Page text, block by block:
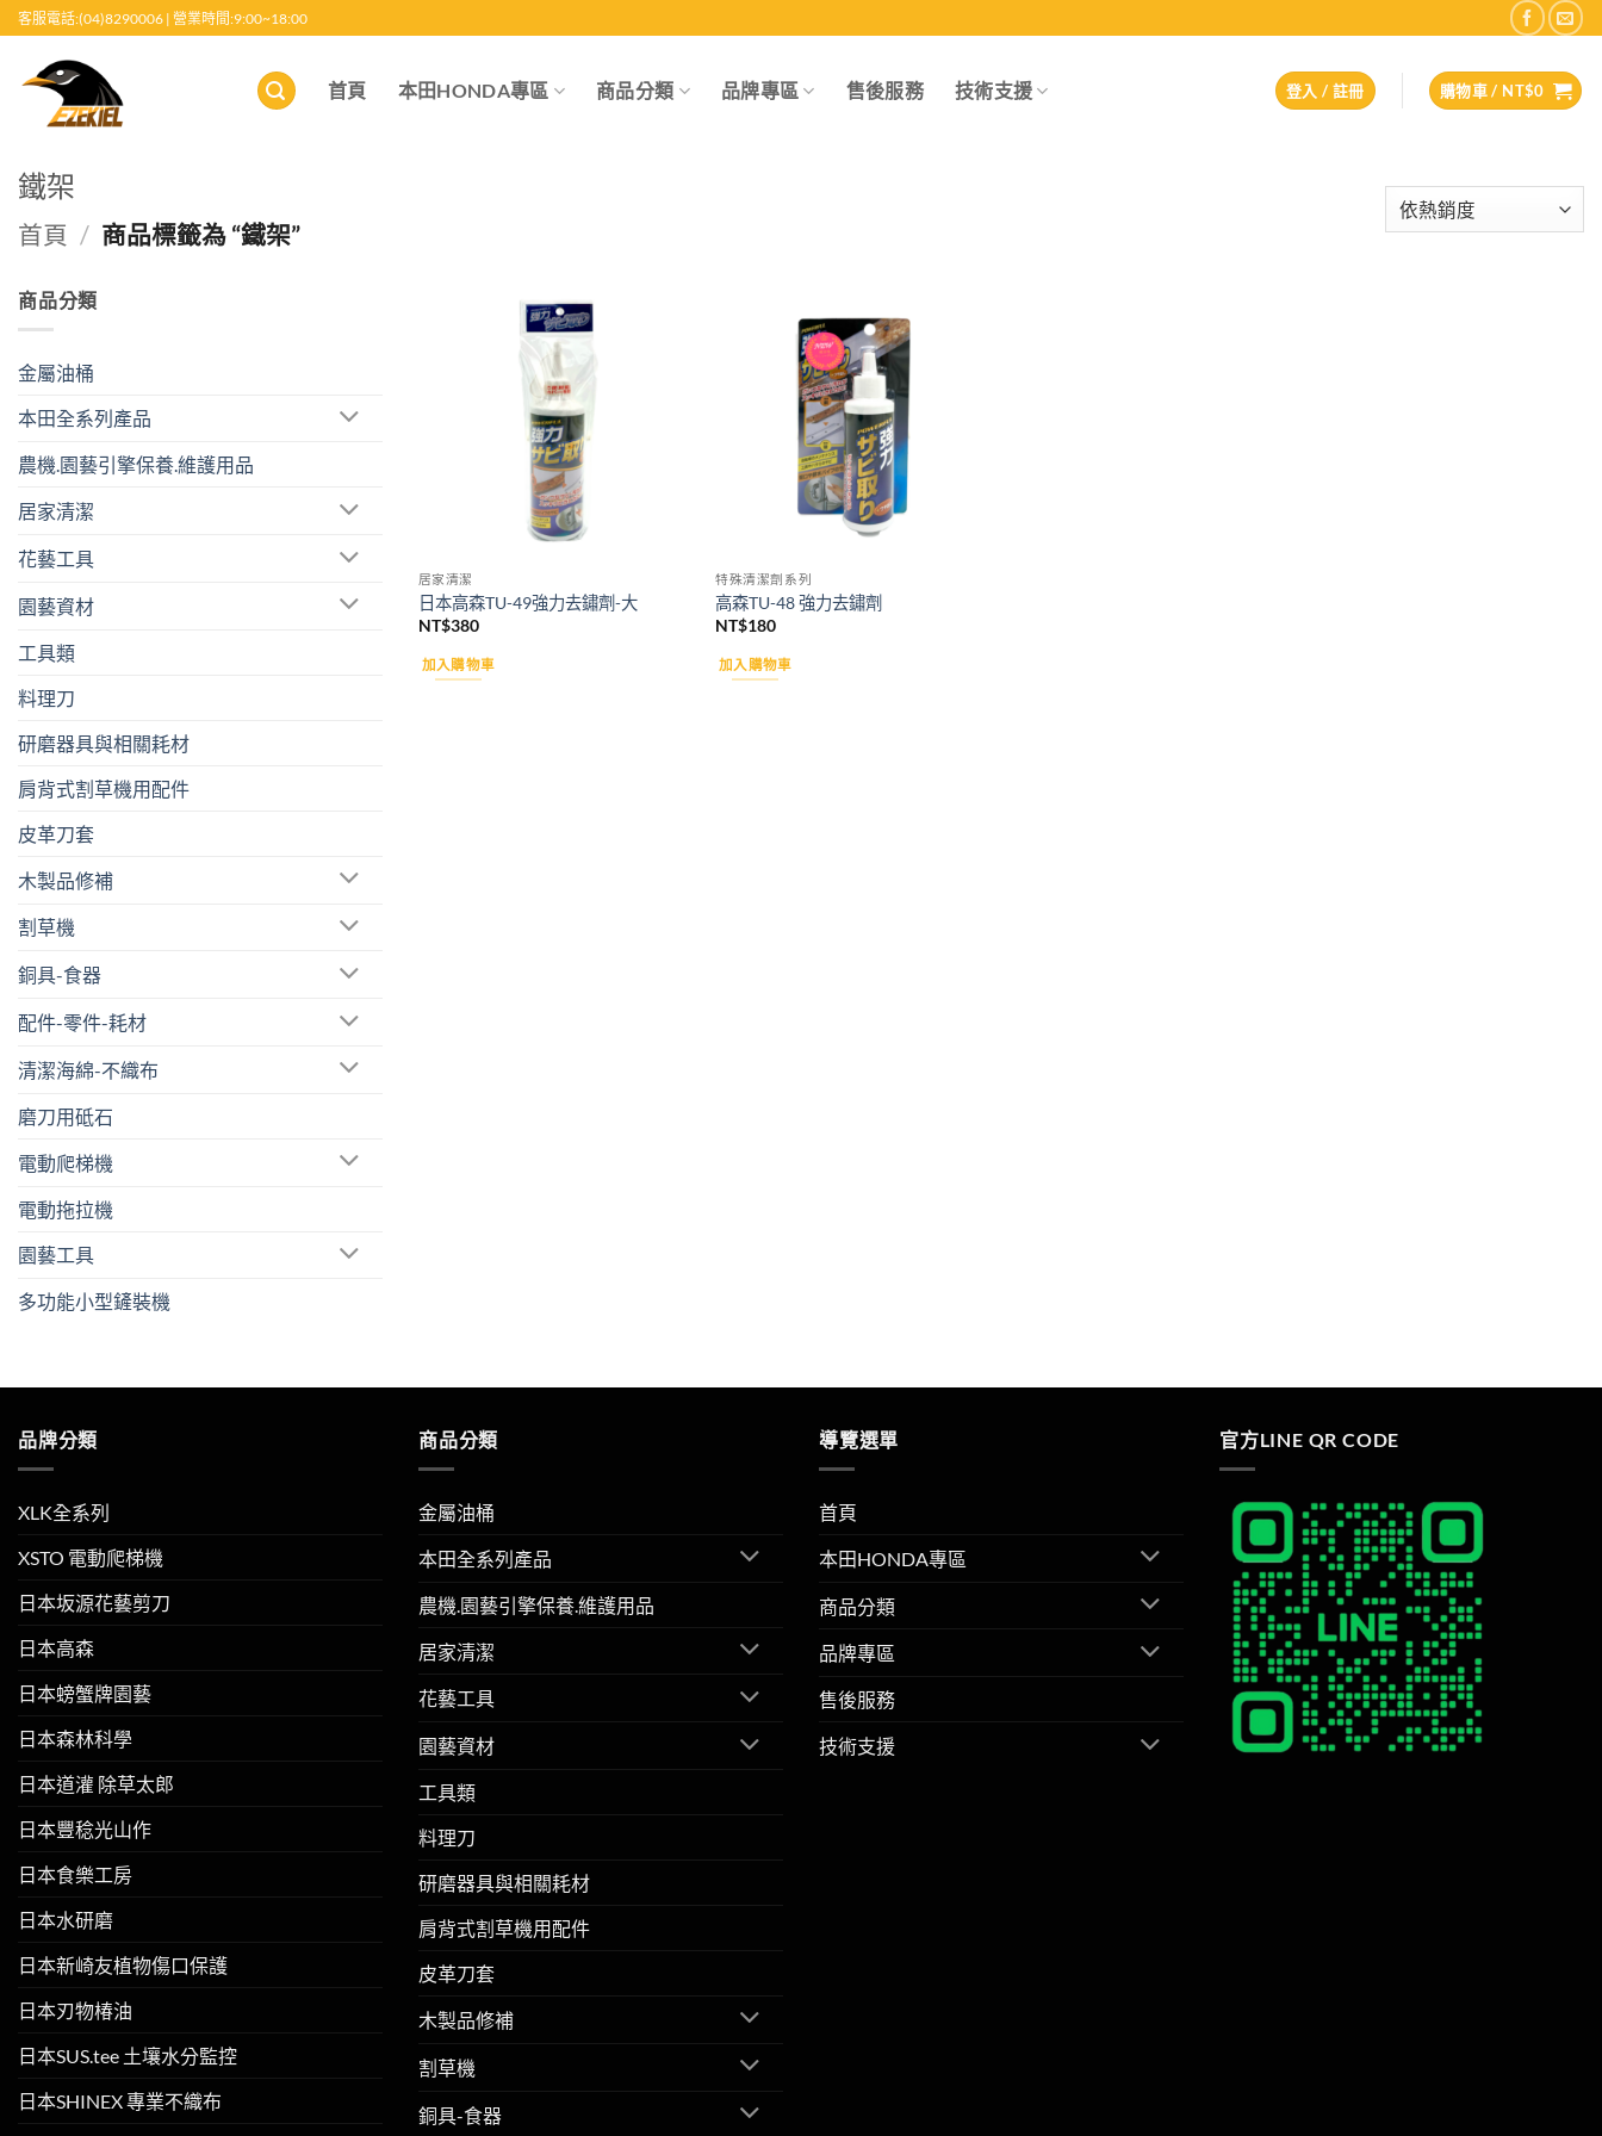
至
客服電話:(04)8290006 | 營業時間:9:00~18:00
首頁 本田HONDA專區 商品分類 品牌專區 售後服務 技術支援 登入 / 註冊 購物車 / NT$0
鐵架
首頁 / 商品標籤為 “鐵架”
商品分類
金屬油桶
本田全系列產品
農機.園藝引擎保養.維護用品
居家清潔
花藝工具
園藝資材
工具類
料理刀
研磨器具與相關耗材
肩背式割草機用配件
皮革刀套
木製品修補
割草機
銅具-食器
配件-零件-耗材
清潔海綿-不織布
磨刀用砥石
電動爬梯機
電動拖拉機
園藝工具
多功能小型鏟裝機
居家清潔
日本高森TU-49強力去鏽劑-大
NT$380
加入購物車
特殊清潔劑系列
高森TU-48 強力去鏽劑
NT$180
加入購物車
品牌分類
XLK全系列
XSTO 電動爬梯機
日本坂源花藝剪刀
日本高森
日本螃蟹牌園藝
日本森林科學
日本道灌 除草太郎
日本豐稔光山作
日本食樂工房
日本水研磨
日本新崎友植物傷口保護
日本刃物椿油
日本SUS.tee 土壤水分監控
日本SHINEX 專業不織布
商品分類
金屬油桶
本田全系列產品
農機.園藝引擎保養.維護用品
居家清潔
花藝工具
園藝資材
工具類
料理刀
研磨器具與相關耗材
肩背式割草機用配件
皮革刀套
木製品修補
割草機
銅具-食器
導覽選單
首頁
本田HONDA專區
商品分類
品牌專區
售後服務
技術支援
官方LINE QR CODE